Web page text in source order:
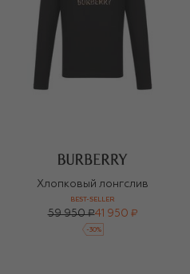
Хлопковый лонгслив
BEST-SELLER
59 950 ₽41 950 ₽
-30%